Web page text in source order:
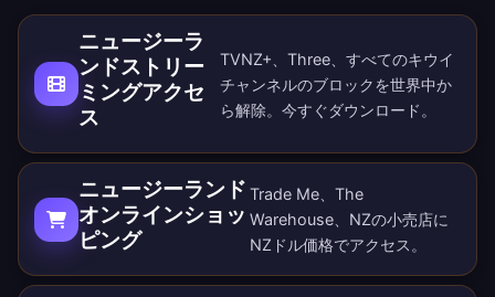
ニュージーラ
ンドストリー
ミングアクセ
ス
TVNZ+、Three、すべてのキウイ
チャンネルのブロックを世界中か
ら解除。 今すぐダウンロード 。
ニュージーランド
オンラインショッ
ピング
Trade Me、The
Warehouse、NZの小売店に
NZドル価格でアクセス。